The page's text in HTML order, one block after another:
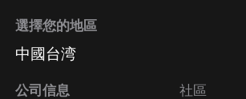
選擇您的地區
中國台湾
公司信息 社區